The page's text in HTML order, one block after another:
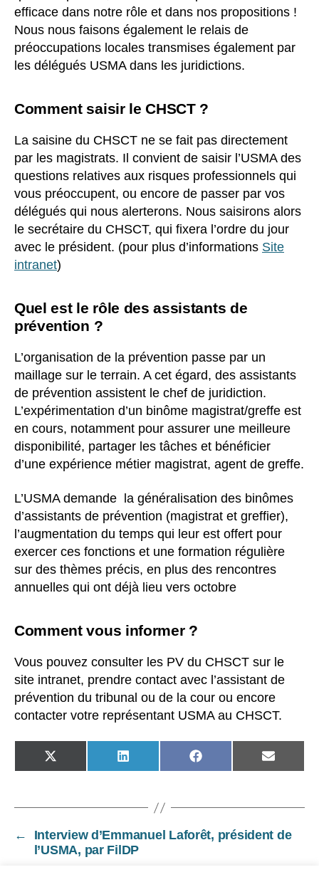
efficace dans notre rôle et dans nos propositions !
Nous nous faisons également le relais de
préoccupations locales transmises également par
les délégués USMA dans les juridictions.
Comment saisir le CHSCT ?
La saisine du CHSCT ne se fait pas directement
par les magistrats. Il convient de saisir l’USMA des
questions relatives aux risques professionnels qui
vous préoccupent, ou encore de passer par vos
délégués qui nous alerterons. Nous saisirons alors
le secrétaire du CHSCT, qui fixera l’ordre du jour
avec le président. (pour plus d’informations Site
intranet)
Quel est le rôle des assistants de
prévention ?
L’organisation de la prévention passe par un
maillage sur le terrain. A cet égard, des assistants
de prévention assistent le chef de juridiction.
L’expérimentation d’un binôme magistrat/greffe est
en cours, notamment pour assurer une meilleure
disponibilité, partager les tâches et bénéficier
d’une expérience métier magistrat, agent de greffe.
L’USMA demande la généralisation des binômes
d’assistants de prévention (magistrat et greffier),
l’augmentation du temps qui leur est offert pour
exercer ces fonctions et une formation régulière
sur des thèmes précis, en plus des rencontres
annuelles qui ont déjà lieu vers octobre
Comment vous informer ?
Vous pouvez consulter les PV du CHSCT sur le
site intranet, prendre contact avec l’assistant de
prévention du tribunal ou de la cour ou encore
contacter votre représentant USMA au CHSCT.
SHARE
ON
SHARE
ON
SHARE
ON
SHARE
ON
←
Interview d’Emmanuel Laforêt, président de
l’USMA, par FilDP